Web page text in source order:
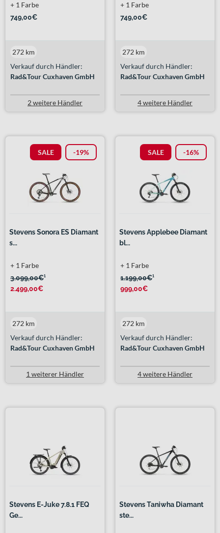
749,00€
+ 1 Farbe
Verkauf durch Händler:
Rad&Tour Cuxhaven GmbH
272 km
2 weitere Händler
749,00€
+ 1 Farbe
Verkauf durch Händler:
Rad&Tour Cuxhaven GmbH
272 km
4 weitere Händler
SALE -19%
Stevens Sonora ES Diamant
s...
3.099,00€¹
2.499,00€
+ 1 Farbe
Verkauf durch Händler:
Rad&Tour Cuxhaven GmbH
272 km
1 weiterer Händler
SALE -16%
Stevens Applebee Diamant
bl...
1.199,00€¹
999,00€
+ 1 Farbe
Verkauf durch Händler:
Rad&Tour Cuxhaven GmbH
272 km
4 weitere Händler
Stevens E-Juke 7.8.1 FEQ
Ge...
Stevens Taniwha Diamant
ste...